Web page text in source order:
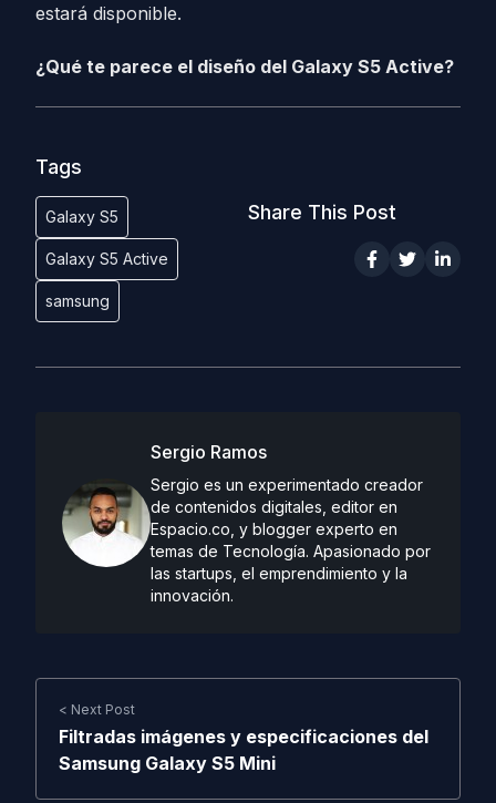
estará disponible.
¿Qué te parece el diseño del Galaxy S5 Active?
Tags
Galaxy S5
Galaxy S5 Active
samsung
Share This Post
Sergio Ramos
Sergio es un experimentado creador
de contenidos digitales, editor en
Espacio.co, y blogger experto en
temas de Tecnología. Apasionado por
las startups, el emprendimiento y la
innovación.
< Next Post
Filtradas imágenes y especificaciones del
Samsung Galaxy S5 Mini